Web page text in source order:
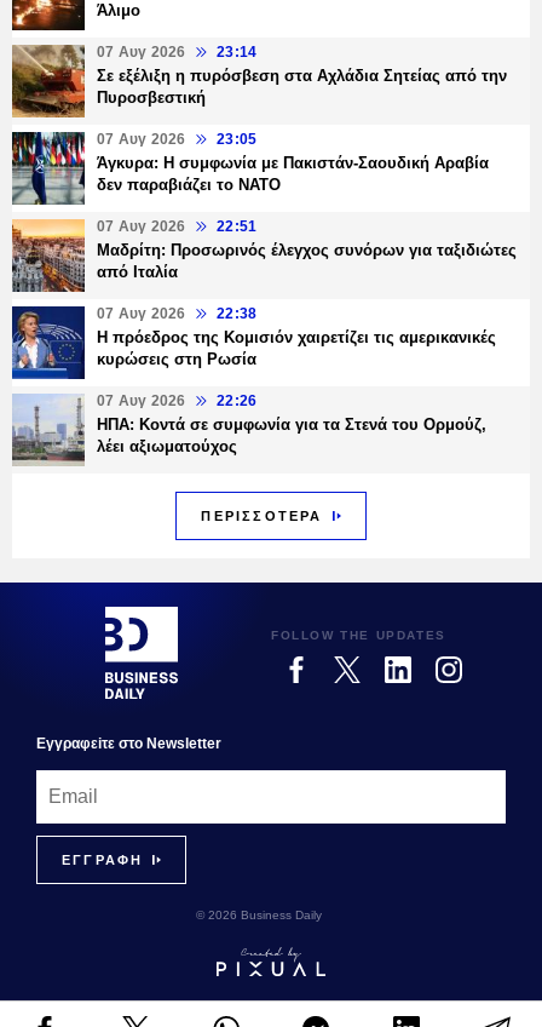
Άλιμο
07 Αυγ 2026 23:14
Σε εξέλιξη η πυρόσβεση στα Αχλάδια Σητείας από την
Πυροσβεστική
07 Αυγ 2026 23:05
Άγκυρα: Η συμφωνία με Πακιστάν-Σαουδική Αραβία
δεν παραβιάζει το ΝΑΤΟ
07 Αυγ 2026 22:51
Μαδρίτη: Προσωρινός έλεγχος συνόρων για ταξιδιώτες
από Ιταλία
07 Αυγ 2026 22:38
Η πρόεδρος της Κομισιόν χαιρετίζει τις αμερικανικές
κυρώσεις στη Ρωσία
07 Αυγ 2026 22:26
ΗΠΑ: Κοντά σε συμφωνία για τα Στενά του Ορμούζ,
λέει αξιωματούχος
ΠΕΡΙΣΣΟΤΕΡΑ
FOLLOW THE UPDATES
Εγγραφεiτε στο Newsletter
© 2026 Business Daily